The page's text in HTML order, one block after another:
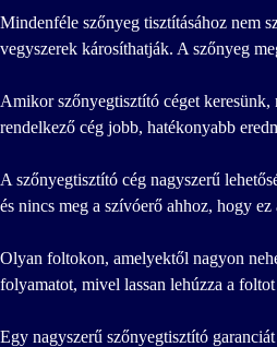
Mindenféle szőnyeg tisztításához nem
vegyszerek károsíthatják. A szőnyeg
Amikor szőnyegtisztító céget
rendelkező cég jobb, hatékonyabb
A szőnyegtisztító cég nagyszerű
és nincs meg a szívóerő ahhoz, hogy
Olyan foltokon, amelyektől nagyon
folyamatot, mivel lassan lehúzza a
Egy nagyszerű szőnyegtisztító